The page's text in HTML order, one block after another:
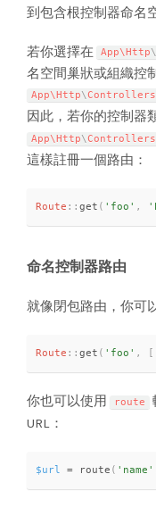
到包含根控制器命名
若你選擇在 App\Http\
名空間巢狀或組織控
App\ Http\Controllers
因此，若你的控制器
App\Http\Controllers
這樣註冊一個路由：
Route :: get ( 'foo' ,
命名控制器路由
就像閉包路由，你可
Route :: get ( 'foo' ,
你也可以使用 route
URL：
$url = route ( 'name'